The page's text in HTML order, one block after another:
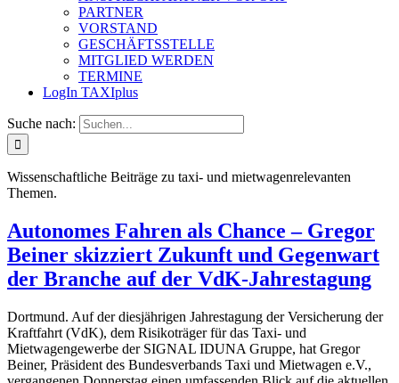
PARTNER
VORSTAND
GESCHÄFTSSTELLE
MITGLIED WERDEN
TERMINE
LogIn TAXIplus
Suche nach:
Wissenschaftliche Beiträge zu taxi- und mietwagenrelevanten
Themen.
Autonomes Fahren als Chance – Gregor
Beiner skizziert Zukunft und Gegenwart
der Branche auf der VdK-Jahrestagung
Dortmund. Auf der diesjährigen Jahrestagung der Versicherung der
Kraftfahrt (VdK), dem Risikoträger für das Taxi- und
Mietwagengewerbe der SIGNAL IDUNA Gruppe, hat Gregor
Beiner, Präsident des Bundesverbands Taxi und Mietwagen e.V.,